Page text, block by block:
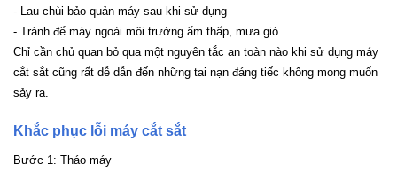
- Lau chùi bảo quản máy sau khi sử dụng
- Tránh để máy ngoài môi trường ẩm thấp, mưa gió
Chỉ cần chủ quan bỏ qua một nguyên tắc an toàn nào khi sử dụng máy
cắt sắt cũng rất dễ dẫn đến những tai nạn đáng tiếc không mong muốn
sảy ra.
Khắc phục lỗi máy cắt sắt
Bước 1: Tháo máy